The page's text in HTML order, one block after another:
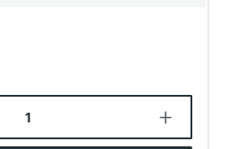
Gib den